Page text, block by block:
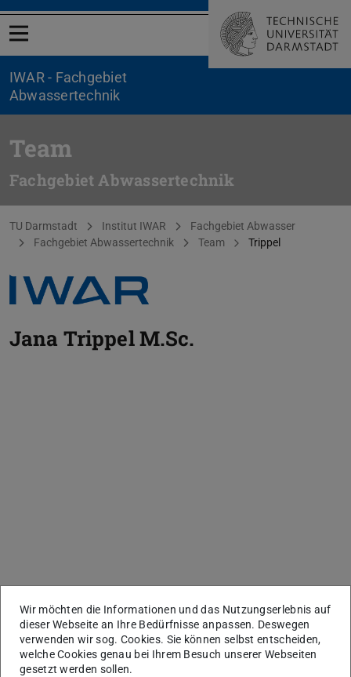
Menü öffnen
IWAR - Fachgebiet
Abwassertechnik
Team
Fachgebiet Abwassertechnik
Sie befinden sich hier:
TU Darmstadt Institut IWAR
Fachgebiet Abwasser
Fachgebiet Abwassertechnik
Team Trippel
Jana TrippelM.Sc.
Wir möchten die Informationen und das Nutzungserlebnis auf
dieser Webseite an Ihre Bedürfnisse anpassen. Deswegen
verwenden wir sog. Cookies. Sie können selbst entscheiden,
welche Cookies genau bei Ihrem Besuch unserer Webseiten
gesetzt werden sollen.